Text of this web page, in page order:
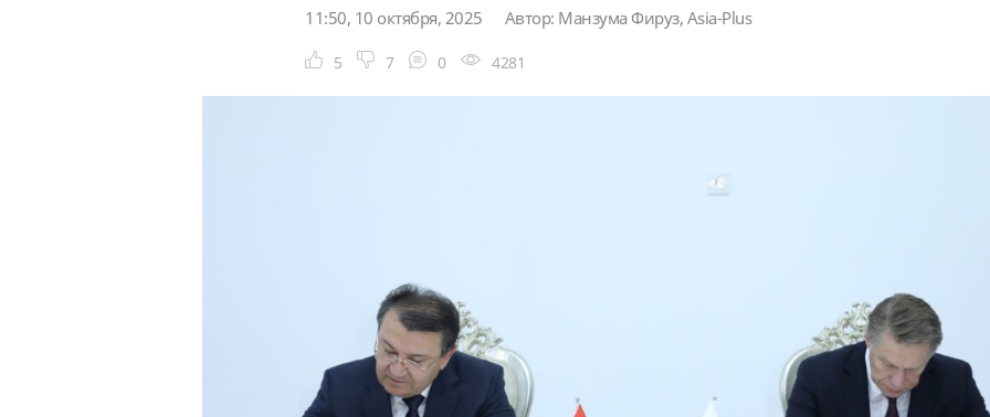
11:50, 10 октября, 2025 Автор: Манзума Фируз, Asia-Plus
5 7 0 4281